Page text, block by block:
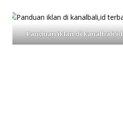
Panduan iklan di